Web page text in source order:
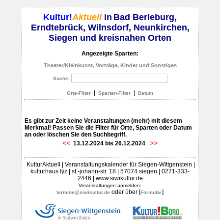
Kultur!Aktuellin Bad Berleburg,
Erndtebrück, Wilnsdorf, Neunkirchen,
Siegen und kreisnahen Orten
Angezeigte Sparten:
Theater/Kleinkunst, Vorträge, Kinder und Sonstiges
Suche:
Orte-Filter Sparten-Filter Datum
Es gibt zur Zeit keine Veranstaltungen (mehr) mit diesem
Merkmal! Passen Sie die Filter für Orte, Sparten oder Datum
an oder löschen Sie den Suchbegriff.
<< 13.12.2024 bis 26.12.2024 >>
KulturAktuell | Veranstaltungskalender für Siegen-Wittgenstein |
kulturhaus lÿz | st.-johann-str. 18 | 57074 siegen | 0271-333-
2446 | www.siwikultur.de
Veranstaltungen anmelden:
termine@siwikultur.de oder über [Formular]